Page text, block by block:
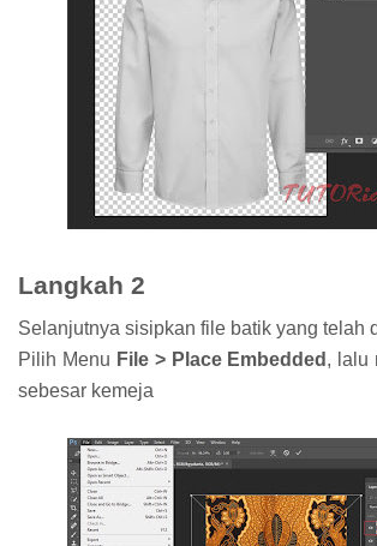
Langkah 2
Selanjutnya sisipkan file batik yang telah
Pilih Menu File > Place Embedded , lalu
sebesar kemeja